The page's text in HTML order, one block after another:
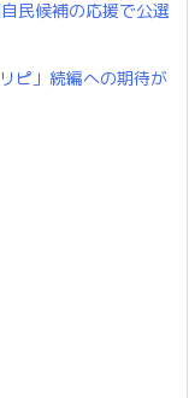
民候補の応援で公選
ピ」続編への期待が